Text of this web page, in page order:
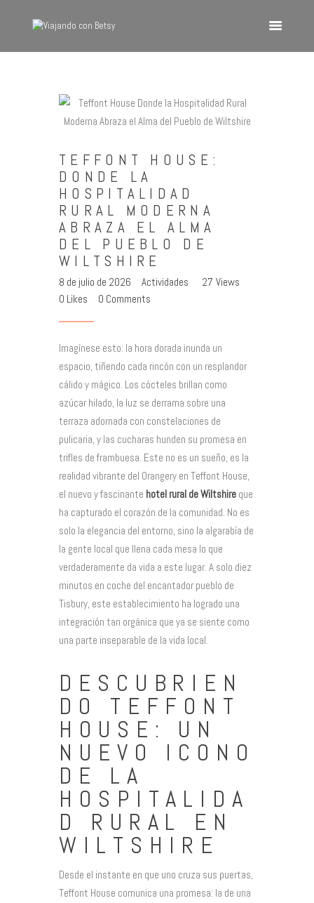
VIAJANDO CON BETSY
Inicio
Europa
América
Asia
Quienes Somos
Contacto
TEFFONT HOUSE:
DONDE LA
HOSPITALIDAD
RURAL MODERNA
ABRAZA EL ALMA
DEL PUEBLO DE
WILTSHIRE
8 de julio de 2026 Actividades 27 Views
0 Likes 0 Comments
Imagínese esto: la hora dorada inunda un
espacio, tiñendo cada rincón con un resplandor
cálido y mágico. Los cócteles brillan como
azúcar hilado, la luz se derrama sobre una
terraza adornada con constelaciones de
pulicaria, y las cucharas hunden su promesa en
trifles de frambuesa. Este no es un sueño, es la
realidad vibrante del Orangery en Teffont House,
el nuevo y fascinante hotel rural de Wiltshire que
ha capturado el corazón de la comunidad. No es
solo la elegancia del entorno, sino la algarabía de
la gente local que llena cada mesa lo que
verdaderamente da vida a este lugar. A solo diez
minutos en coche del encantador pueblo de
Tisbury, este establecimiento ha logrado una
integración tan orgánica que ya se siente como
una parte inseparable de la vida local.
DESCUBRIEN
DO TEFFONT
HOUSE: UN
NUEVO ICONO
DE LA
HOSPITALIDA
D RURAL EN
WILTSHIRE
Desde el instante en que uno cruza sus puertas,
Teffont House comunica una promesa: la de una